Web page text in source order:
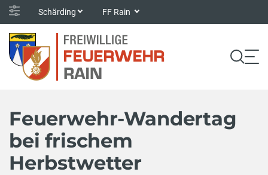
Schärding FF Rain
Feuerwehr-Wandertag
bei frischem
Herbstwetter